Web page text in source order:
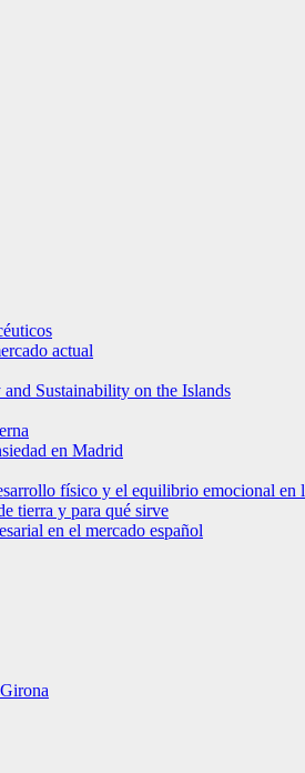
actual
Sustainability on the Islands
en Madrid
físico y el equilibrio emocional en
tierra y para qué sirve
en el mercado español